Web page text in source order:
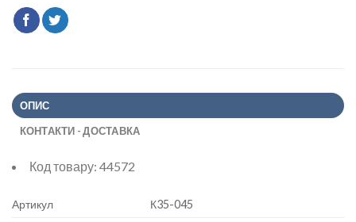
ОПИС
КОНТАКТИ - ДОСТАВКА
Код товару: 44572
Артикул
К35-045